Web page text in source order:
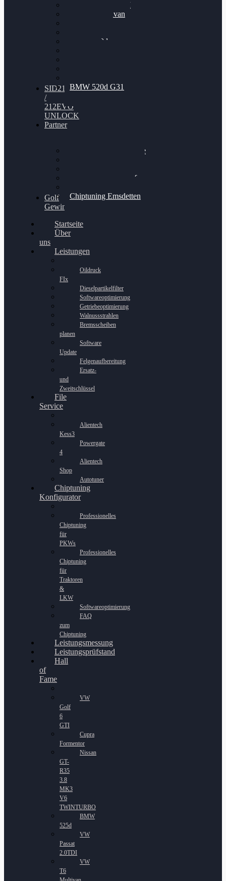
VW Passat 2.0TDI
VW T6 Multivan
BMW 120d
BMW 520d G31
SID212
/
212EVO
UNLOCK
Partner
Bilgenroth Performance
Chiptuning Schüttorf
Chiptuning Emsdetten
Golf
Gewinnspiel
Startseite
Über
uns
Leistungen
Oildruck
FIx
Dieselpartikelfilter
Softwareoptimierung
Getriebeoptimierung
Walnussstrahlen
Bremsscheiben
planen
Software
Update
Felgenaufbereitung
Ersatz-
und
Zweitschlüssel
File
Service
Alientech
Kess3
Powergate
4
Alientech
Shop
Autotuner
Chiptuning
Konfigurator
Professionelles
Chiptuning
für
PKWs
Professionelles
Chiptuning
für
Traktoren
&
LKW
Softwareoptimierung
FAQ
zum
Chiptuning
Leistungsmessung
Leistungsprüfstand
Hall
of
Fame
VW
Golf
6
GTI
Cupra
Formentor
Nissan
GT-
R35
3.8
MK3
V6
TWINTURBO
BMW
525d
VW
Passat
2.0TDI
VW
T6